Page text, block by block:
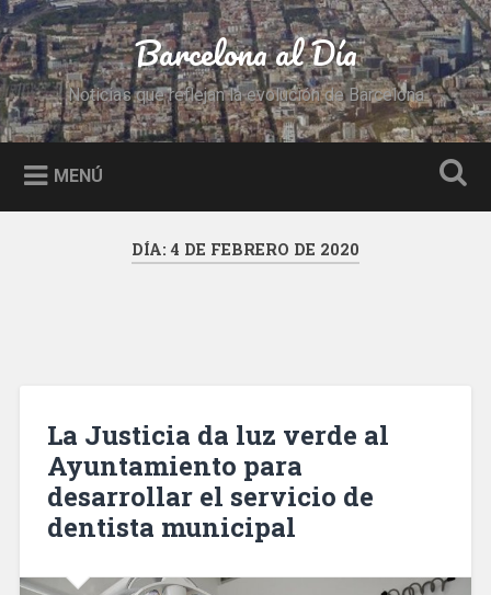
Saltar
al
contenido
Buscar Barcelona al Día
Noticias que reflejan la evolución de Barcelona
MENÚ
DÍA: 4 DE FEBRERO DE 2020
La Justicia da luz verde al
Ayuntamiento para
desarrollar el servicio de
dentista municipal